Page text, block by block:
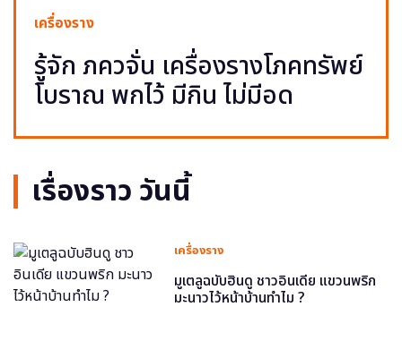
เครื่องราง
รู้จัก ภควจั่น เครื่องรางโภคทรัพย์
โบราณ พกไว้ มีกิน ไม่มีอด
เรื่องราว วันนี้
เครื่องราง
มูเตลูฉบับฮินดู ชาวอินเดีย แขวนพริก
มะนาวไว้หน้าบ้านทำไม ?